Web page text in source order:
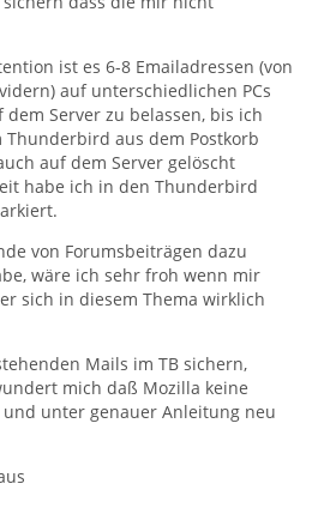
ist es 6-8 Emailadressen (von
auf unterschiedlichen PCs
Server zu belassen, bis ich
aus dem Postkorb
auf dem Server gelöscht
habe ich in den Thunderbird
von Forumsbeiträgen dazu
wäre ich sehr froh wenn mir
sich in diesem Thema wirklich
Mails im TB sichern,
mich daß Mozilla keine
unter genauer Anleitung neu